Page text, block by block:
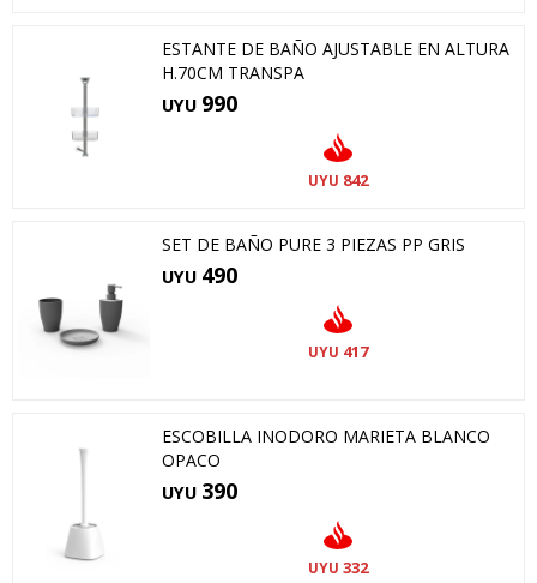
ESTANTE DE BAÑO AJUSTABLE EN ALTURA
H.70CM TRANSPA
UYU 990
UYU 842
SET DE BAÑO PURE 3 PIEZAS PP GRIS
UYU 490
UYU 417
ESCOBILLA INODORO MARIETA BLANCO
OPACO
UYU 390
UYU 332